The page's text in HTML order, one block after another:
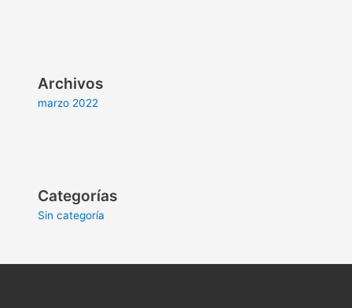
Archivos
marzo 2022
Categorías
Sin categoría